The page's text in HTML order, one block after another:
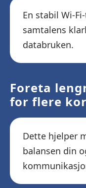
En stabil Wi-
samtalens
databruken.
Foreta
for flere
Dette hjelper
balansen din